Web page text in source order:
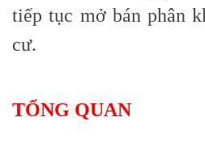
tiếp tục mở bán phân
cư.
TỔNG QUAN